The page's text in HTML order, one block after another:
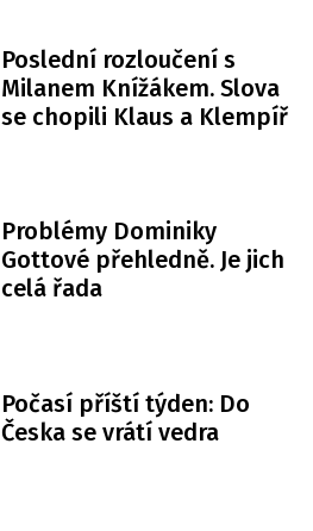
Poslední rozloučení s
Milanem Knížákem. Slova
se chopili Klaus a Klempíř
Problémy Dominiky
Gottové přehledně. Je jich
celá řada
Počasí příští týden: Do
Česka se vrátí vedra